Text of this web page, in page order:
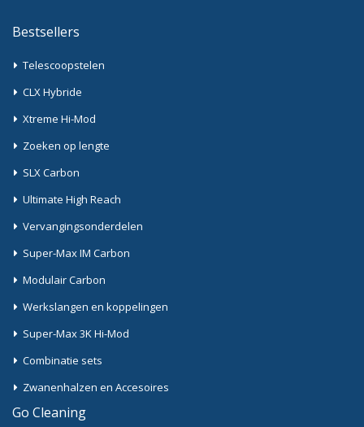
Bestsellers
Telescoopstelen
CLX Hybride
Xtreme Hi-Mod
Zoeken op lengte
SLX Carbon
Ultimate High Reach
Vervangingsonderdelen
Super-Max IM Carbon
Modulair Carbon
Werkslangen en koppelingen
Super-Max 3K Hi-Mod
Combinatie sets
Zwanenhalzen en Accesoires
Go Cleaning